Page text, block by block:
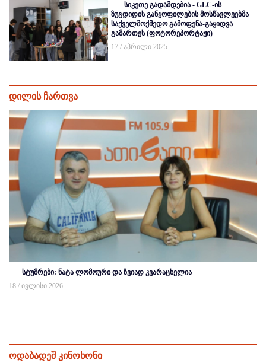
სიკეთე გადამდებია - GLC-ის
ზუგდიდის განყოფილების მოსწავლეებმა
საქველმოქმედო გამოფენა-გაყიდვა
გამართეს (ფოტორეპორტაჟი)
17 / აპრილი 2025
დილის ჩართვა
სტუმრები: ნატა ლომოური და ზვიად კვარაცხელია
18 / ივლისი 2026
ოდაბადეშ კინოხონი